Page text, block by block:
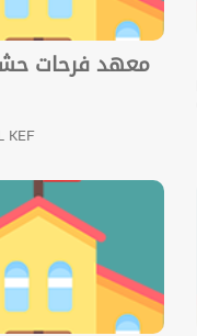
معهد فرحات
KEF